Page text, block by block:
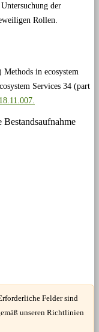
der
Rollen.
in ecosystem
Services 34 (part
Felder sind
unseren Richtlinien